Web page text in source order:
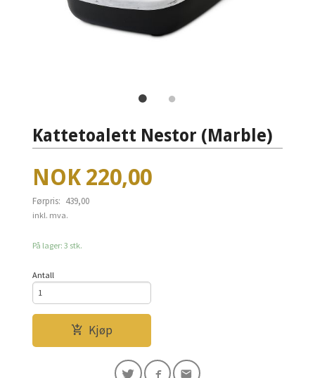
Kattetoalett Nestor (Marble)
Tilbud
NOK 220,00
Førpris: 439,00
Rabatt
inkl. mva.
På lager: 3 stk.
Antall
Kjøp